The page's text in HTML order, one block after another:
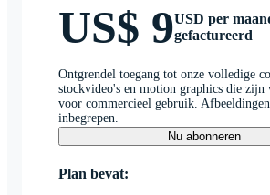
US$ 9USD per
gefactureerd
Ontgrendel toegang tot onze volledige
stockvideo's en motion graphics die zijn
voor commercieel gebruik.
inbegrepen.
Nu abonneren
Plan bevat: